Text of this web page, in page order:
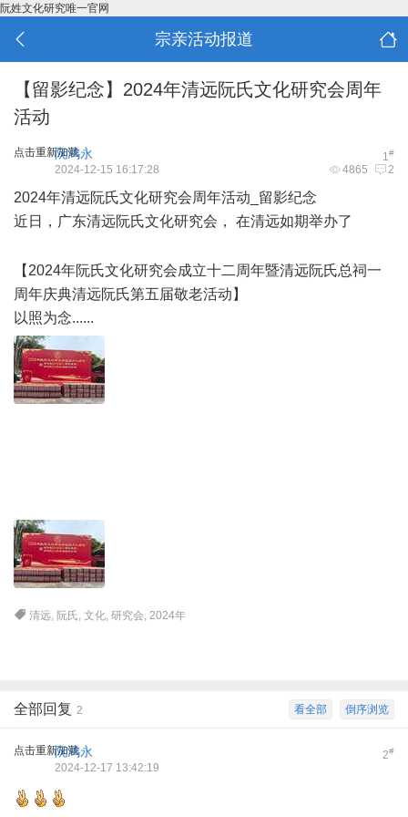
阮姓文化研究唯一官网
宗亲活动报道
【留影纪念】2024年清远阮氏文化研究会周年
活动
点击重新加载 1#
阮鸿永
4865 2
2024-12-15 16:17:28
2024年清远阮氏文化研究会周年活动_留影纪念
近日，广东清远阮氏文化研究会， 在清远如期举办了
【2024年阮氏文化研究会成立十二周年暨清远阮氏总祠一
周年庆典清远阮氏第五届敬老活动】
以照为念......
清远, 阮氏,文化,研究会,2024年
倒序浏览
看全部
全部回复 2
点击重新加载 2#
阮鸿永
2024-12-17 13:42:19